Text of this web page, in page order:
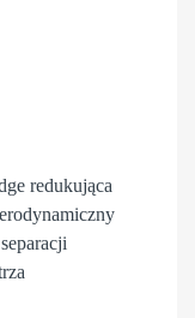
redukująca